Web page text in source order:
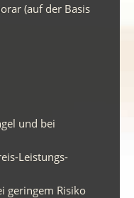
(auf der Basis
und bei
Leistungs-
geringem Risiko